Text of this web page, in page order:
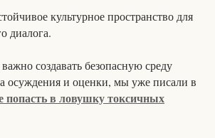
культурное пространство для
диалога.
создавать безопасную среду
осуждения и оценки, мы уже писали в
попасть в ловушку токсичных